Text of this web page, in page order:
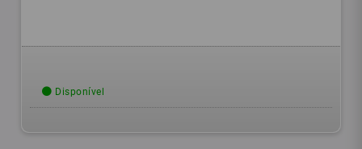
Disponível